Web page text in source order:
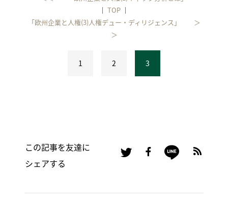
｜ TOP ｜
「欧州企業と人権(3)人権デュー・ディリジェンス」 ＞
＞
1 2 3
この記事を友達に
シェアする